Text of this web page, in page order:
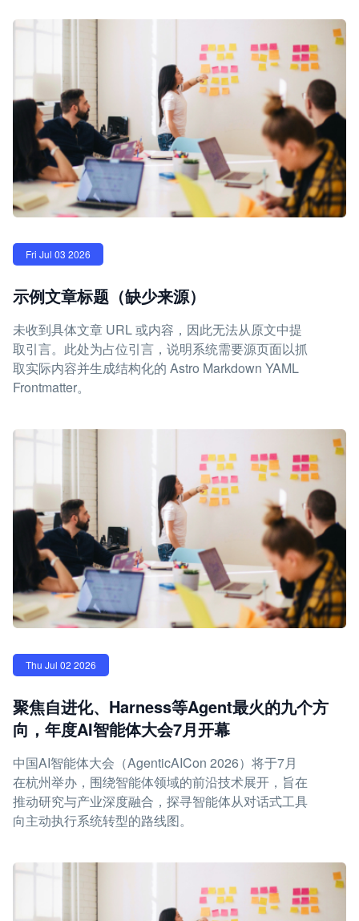
Fri Jul 03 2026
示例文章标题（缺少来源）
未收到具体文章 URL 或内容，因此无法从原文中提
取引言。此处为占位引言，说明系统需要源页面以抓
取实际内容并生成结构化的 Astro Markdown YAML
Frontmatter。
Thu Jul 02 2026
聚焦自进化、Harness等Agent最火的九个方
向，年度AI智能体大会7月开幕
中国AI智能体大会（AgenticAICon 2026）将于7月
在杭州举办，围绕智能体领域的前沿技术展开，旨在
推动研究与产业深度融合，探寻智能体从对话式工具
向主动执行系统转型的路线图。